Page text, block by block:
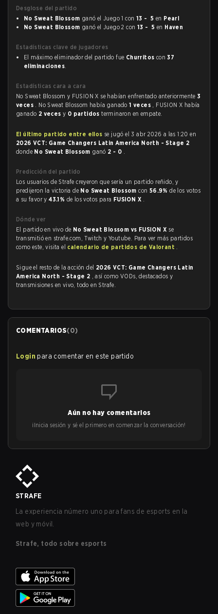
Desglose del partido
No Sweat Blossom ganó el Juego 1 con 13 - 5 en Pearl
No Sweat Blossom ganó el Juego 2 con 13 - 5 en Haven
Estadísticas clave de jugadores
El máximo eliminador del partido fue Churritos con37
eliminaciones.
Estadísticas cara a cara
No Sweat Blossom y FUSION X se habían enfrentado anteriormente3
veces . No Sweat Blossom había ganado1 veces , FUSION X había
ganado 2 vecesy 0 partidosterminaron en empate.
El último partido entre ellos se jugó el 3 abr 2026 a las 1:20 en
2026 VCT: Game Changers Latin America North - Stage 2
donde No Sweat Blossom ganó 2 - 0 .
Predicción del partido
Los usuarios de Strafe creyeron que sería un partido reñido, y
predijeron la victoria de No Sweat Blossomcon 56.9%de los votos
a su favor y43.1% de los votos para FUSION X .
Dónde ver
El partido en vivo de No Sweat Blossom vs FUSION X se
transmitió en strafe.com, Twitch y Youtube. Para ver más partidos
como este, visita el calendario de partidos de Valorant .
Sigue el resto de la acción del 2026 VCT: Game Changers Latin
America North - Stage 2 , así como VODs, destacados y
transmisiones en vivo, todo en Strafe.
COMENTARIOS(0)
Login para comentar en este partido
Aún no hay comentarios
¡Inicia sesión y sé el primero en comenzar la conversación!
STRAFE
La experiencia número uno para fans de esports en la
web y móvil.
Strafe, todo sobre esports